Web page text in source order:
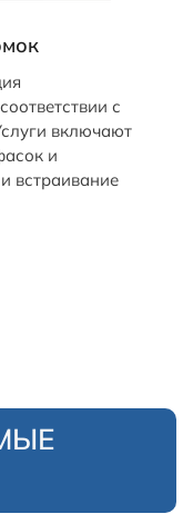
с
включают
и
встраивание